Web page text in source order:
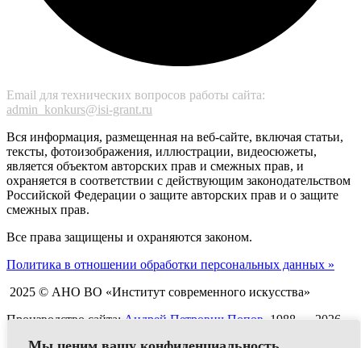
Email для технических вопросов работы сайта:
admin_konkurs@isi-grant.ru
Вся информация, размещенная на веб-сайте, включая статьи,
тексты, фотоизображения, иллюстрации, видеосюжеты,
является объектом авторских прав и смежных прав, и
охраняется в соответствии с действующим законодательством
Российской Федерации о защите авторских прав и о защите
смежных прав.
Все права защищены и охраняются законом.
Политика в отношении обработки персональных данных »
2025 © АНО ВО «Институт современного искусства»
Производство сайта: Андрей Петрович Попов , 1988 — 2026
0